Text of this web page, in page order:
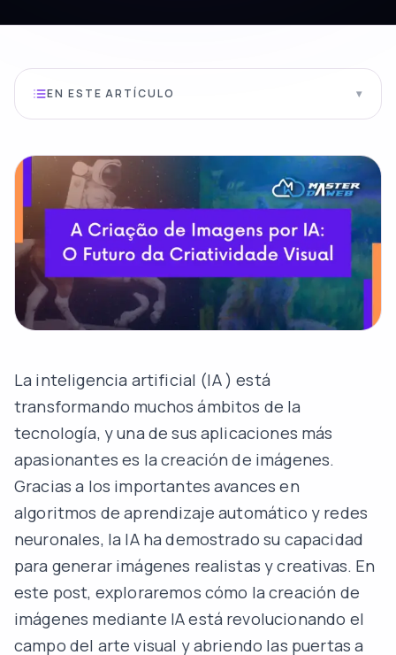
EN ESTE ARTÍCULO ▾
La inteligencia artificial (IA) está
transformando muchos ámbitos de la
tecnología, y una de sus aplicaciones más
apasionantes es la creación de imágenes.
Gracias a los importantes avances en
algoritmos de aprendizaje automático y redes
neuronales, la IA ha demostrado su capacidad
para generar imágenes realistas y creativas. En
este post, exploraremos cómo la creación de
imágenes mediante IA está revolucionando el
campo del arte visual y abriendo las puertas a